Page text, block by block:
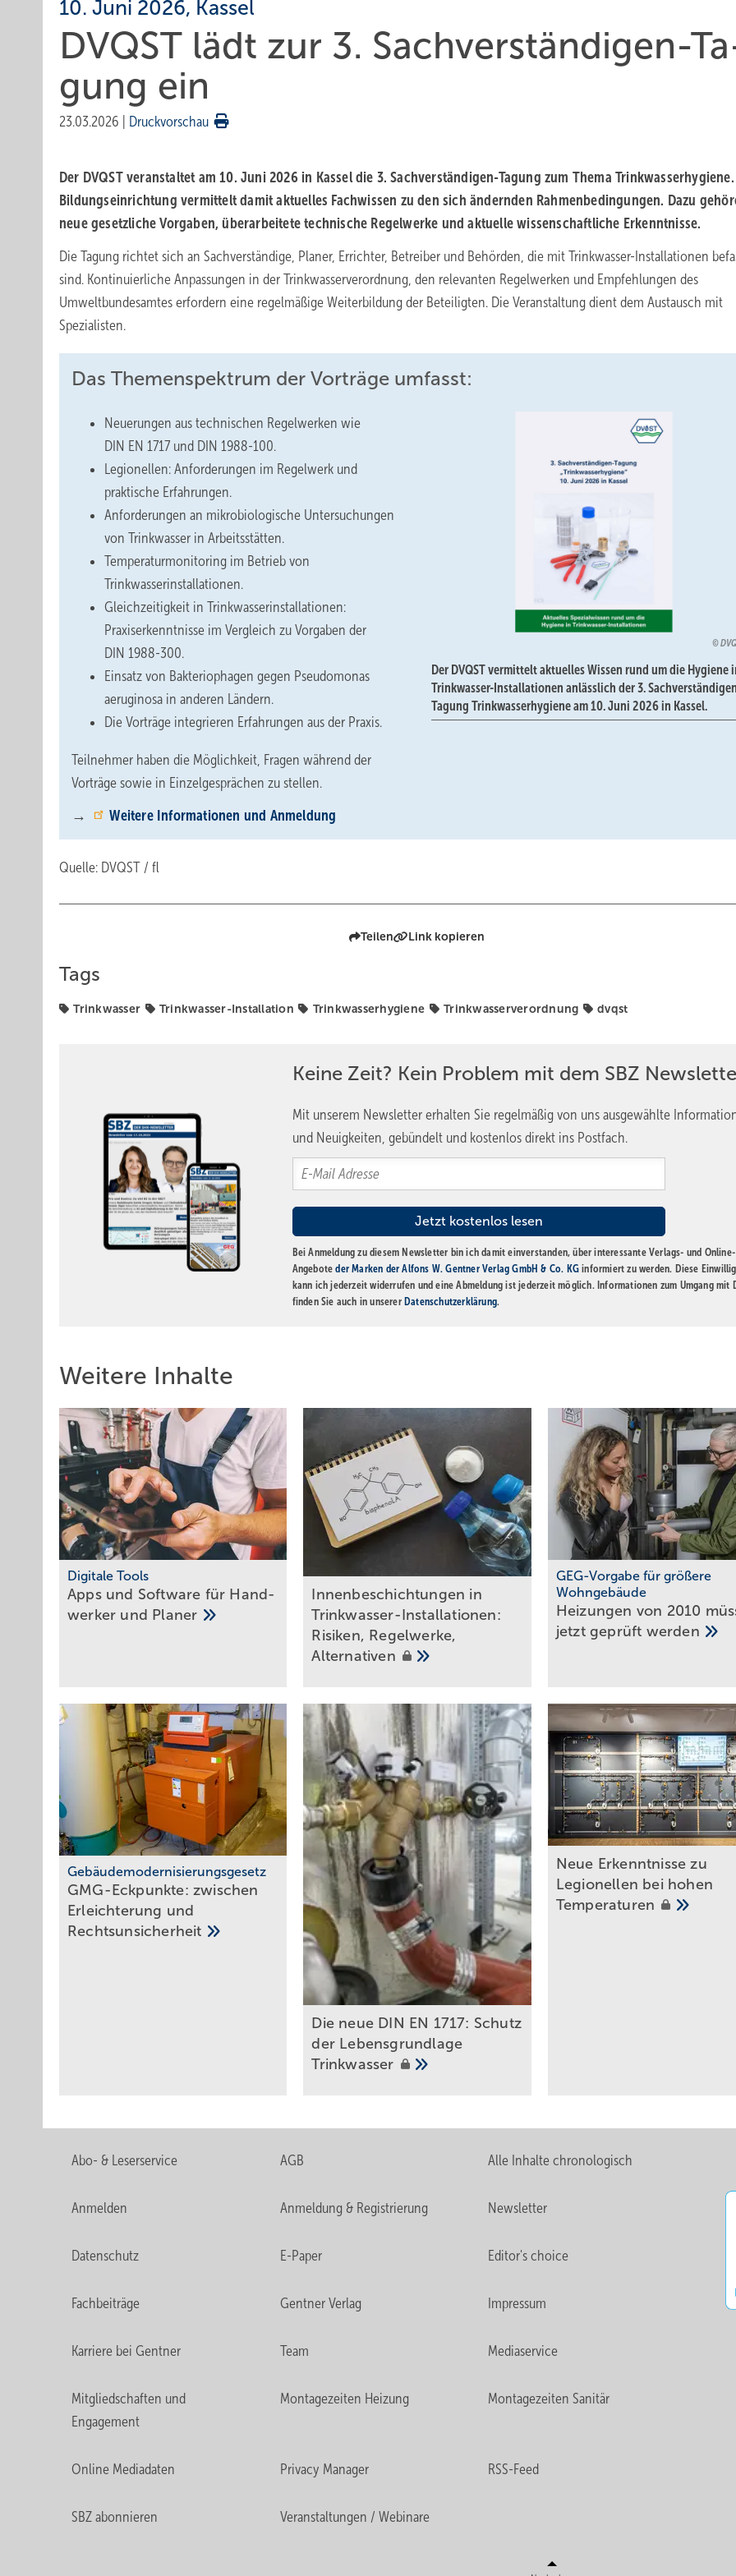
10. Juni 2026, Kassel
DVQST lädt zur 3. Sach­ver­stän­di­gen-
gung ein
23.03.2026 Druckvorschau
Der DVQST veranstaltet am 10. Juni 2026 in Kassel die 3. Sachverständigen-Tagung zum Thema
Bildungseinrichtung vermittelt damit aktuelles Fachwissen zu den sich ändernden Rahmenbedingungen. Dazu
neue gesetzliche Vorgaben, überarbeitete technische Regelwerke und aktuelle wissenschaftliche Erkenntnisse.
Die Tagung richtet sich an Sachverständige, Planer, Errichter, Betreiber und Behörden, die mit Trinkwasser-Installationen
sind. Kontinuierliche Anpassungen in der Trinkwasserverordnung, den relevanten Regelwerken und Empfehlungen des
Umweltbundesamtes erfordern eine regelmäßige Weiterbildung der Beteiligten. Die Veranstaltung dient dem Austausch mit
Spezialisten.
Das Themenspektrum der Vorträge umfasst:
Der DVQST vermittelt aktuelles Wissen rund um die Hygiene
Trinkwasser-Installationen anlässlich der 3.
Tagung Trinkwasserhygiene am 10. Juni 2026 in Kassel.
Neuerungen aus technischen Regelwerken wie
DIN EN 1717 und DIN 1988-100.
Legionellen: Anforderungen im Regelwerk und
praktische Erfahrungen.
Anforderungen an mikrobiologische Untersuchungen
von Trinkwasser in Arbeitsstätten.
Temperaturmonitoring im Betrieb von
Trinkwasserinstallationen.
Gleichzeitigkeit in Trinkwasserinstallationen:
Praxiserkenntnisse im Vergleich zu Vorgaben der
DIN 1988-300.
Einsatz von Bakteriophagen gegen Pseudomonas
aeruginosa in anderen Ländern.
Die Vorträge integrieren Erfahrungen aus der Praxis.
Teilnehmer haben die Möglichkeit, Fragen während der
Vorträge sowie in Einzelgesprächen zu stellen.
→
Weitere Informationen und Anmeldung
Quelle: DVQST / fl
Teilen Link kopieren
Tags
Trinkwasser Trinkwasser-Installation Trinkwasserhygiene Trinkwasserverordnung dvqst
Keine Zeit? Kein Problem mit dem SBZ
Mit unserem Newsletter erhalten Sie regelmäßig von uns ausgewählte
und Neuigkeiten, gebündelt und kostenlos direkt ins Postfach.
Bei Anmeldung zu diesem Newsletter bin ich damit einverstanden, über interessante Verlags- und Online-
Angeboteder Marken der Alfons W. Gentner Verlag GmbH & Co. KG informiert zu werden. Diese
kann ich jederzeit widerrufen und eine Abmeldung ist jederzeit möglich. Informationen zum Umgang mit
finden Sie auch in unserer Datenschutzerklärung.
Weitere Inhalte
Digitale Tools
Apps und Soft­ware für Hand­
werker und Planer
Inn enbeschichtungen in
Trinkwasser-Installationen:
Risiken, Regelwerke,
Alternativen
GEG-Vorgabe für größere
Wohngebäude
Heizungen von 2010
jetzt geprüft werden
Gebäudemodernisierungsgesetz
GMG-Eckpunkte: zwi­schen
Er­leich­te­rung und
Rechts­un­si­cher­heit
Die neue DIN EN 1717: Schutz
der Lebensgrundlage
Trinkwasser
Neue Erkenntnisse zu
Legionellen bei hohen
Temperaturen
Abo- & Leserservice AGB Alle Inhalte chronologisch
Anmelden Anmeldung & Registrierung Newsletter
Datenschutz E-Paper Editor's choice
Fachbeiträge Gentner Verlag Impressum
Karriere bei Gentner Team Mediaservice
Mitgliedschaften und
Engagement
Montagezeiten Heizung Montagezeiten Sanitär
Online Mediadaten Privacy Manager RSS-Feed
SBZ abonnieren Veranstaltungen / Webinare